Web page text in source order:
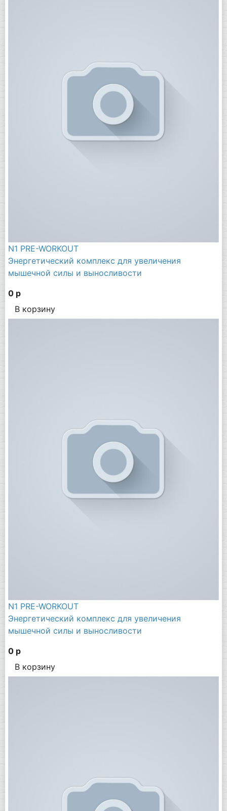
N1 PRE-WORKOUT
Энергетический комплекс для увеличения
мышечной силы и выносливости
0 р
В корзину
N1 PRE-WORKOUT
Энергетический комплекс для увеличения
мышечной силы и выносливости
0 р
В корзину